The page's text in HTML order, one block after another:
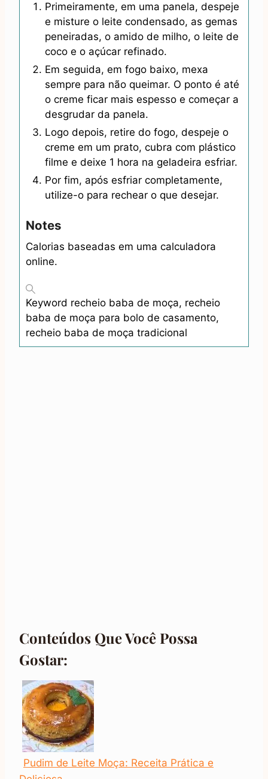
Primeiramente, em uma panela, despeje
e misture o leite condensado, as gemas
peneiradas, o amido de milho, o leite de
coco e o açúcar refinado.
Em seguida, em fogo baixo, mexa
sempre para não queimar. O ponto é até
o creme ficar mais espesso e começar a
desgrudar da panela.
Logo depois, retire do fogo, despeje o
creme em um prato, cubra com plástico
filme e deixe 1 hora na geladeira esfriar.
Por fim, após esfriar completamente,
utilize-o para rechear o que desejar.
Notes
Calorias baseadas em uma calculadora
online.
Keyword recheio baba de moça, recheio
baba de moça para bolo de casamento,
recheio baba de moça tradicional
Conteúdos Que Você Possa
Gostar:
Pudim de Leite Moça: Receita Prática e